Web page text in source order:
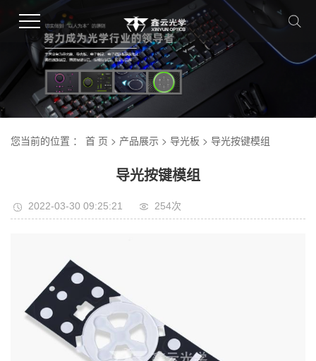
您当前的位置 ： 首 页 > 产品展示 > 导光板 > 导光按键模组
导光按键模组
2022-03-30 09:25:21 254次